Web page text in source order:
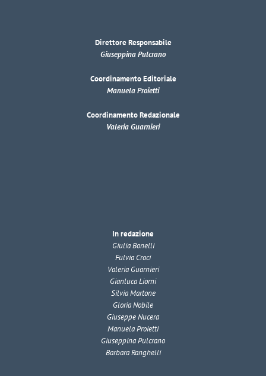
Direttore Responsabile
Giuseppina Pulcrano
Coordinamento Editoriale
Manuela Proietti
Coordinamento Redazionale
Valeria Guarnieri
In redazione
Giulia Bonelli
Fulvia Croci
Valeria Guarnieri
Gianluca Liorni
Silvia Martone
Gloria Nobile
Giuseppe Nucera
Manuela Proietti
Giuseppina Pulcrano
Barbara Ranghelli